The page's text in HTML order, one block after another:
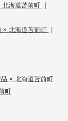
北海道苫前町 |
× 北海道苫前町 |
品 × 北海道苫前町
町